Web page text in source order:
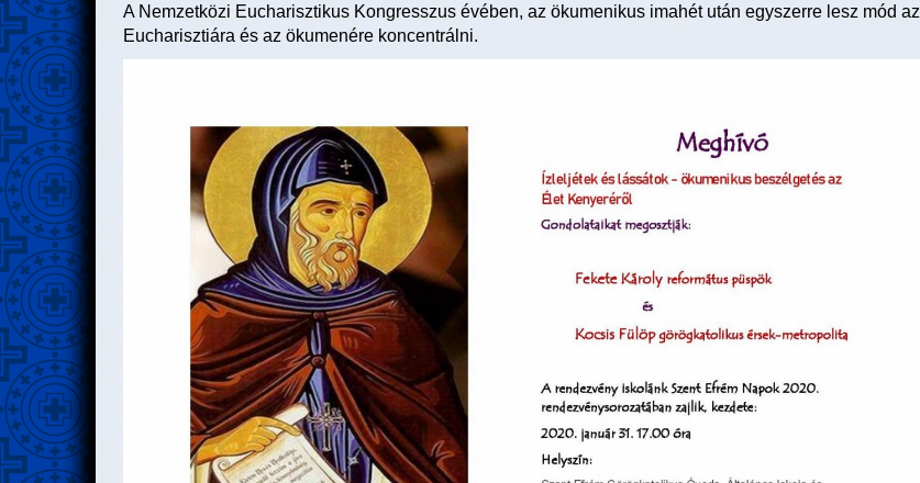
A Nemzetközi Eucharisztikus Kongresszus évében, az ökumenikus imahét után egyszerre lesz mód az
Eucharisztiára és az ökumenére koncentrálni.